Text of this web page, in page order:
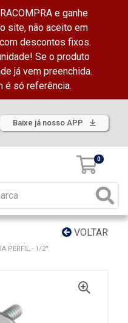
e ganhe
site, não aceito em
descontos fixos.
Se o produto
já vem preenchida.
é só referência.
Baixe já nosso APP
0
VOLTAR
PERFIL - 1/2''